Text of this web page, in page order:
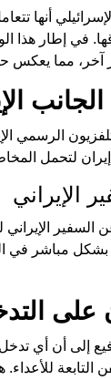
أنها
في إطار هذا
آخر، مما يعكس
الرسمي
لتحمل
الإيراني
السفير
بشكل مباشر في
على
إلى أن أي
للأعداء.